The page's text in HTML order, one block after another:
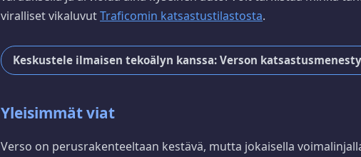
viralliset vikaluvutTraficomin katsastustilastosta.
Keskustele ilmaisen tekoälyn kanssa: Verson
Yleisimmät viat
Verso on perusrakenteeltaan kestävä, mutta jokaisella